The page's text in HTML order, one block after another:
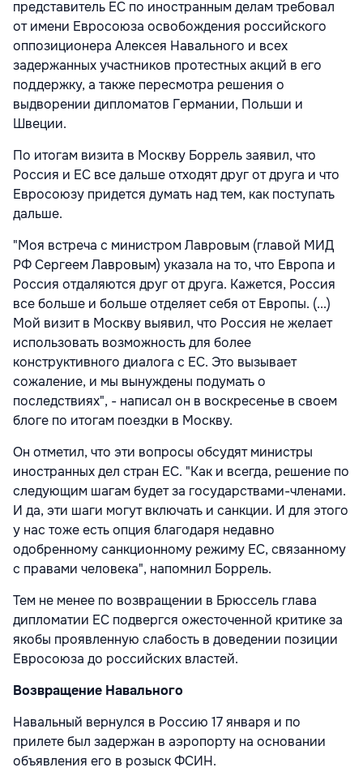
представитель ЕС по иностранным делам требовал
от имени Евросоюза освобождения российского
оппозиционера Алексея Навального и всех
задержанных участников протестных акций в его
поддержку, а также пересмотра решения о
выдворении дипломатов Германии, Польши и
Швеции.
По итогам визита в Москву Боррель заявил, что
Россия и ЕС все дальше отходят друг от друга и что
Евросоюзу придется думать над тем, как поступать
дальше.
"Моя встреча с министром Лавровым (главой МИД
РФ Сергеем Лавровым) указала на то, что Европа и
Россия отдаляются друг от друга. Кажется, Россия
все больше и больше отделяет себя от Европы. (...)
Мой визит в Москву выявил, что Россия не желает
использовать возможность для более
конструктивного диалога с ЕС. Это вызывает
сожаление, и мы вынуждены подумать о
последствиях", - написал он в воскресенье в своем
блоге по итогам поездки в Москву.
Он отметил, что эти вопросы обсудят министры
иностранных дел стран ЕС. "Как и всегда, решение по
следующим шагам будет за государствами-членами.
И да, эти шаги могут включать и санкции. И для этого
у нас тоже есть опция благодаря недавно
одобренному санкционному режиму ЕС, связанному
с правами человека", напомнил Боррель.
Тем не менее по возвращении в Брюссель глава
дипломатии ЕС подвергся ожесточенной критике за
якобы проявленную слабость в доведении позиции
Евросоюза до российских властей.
Возвращение Навального
Навальный вернулся в Россию 17 января и по
прилете был задержан в аэропорту на основании
объявления его в розыск ФСИН.